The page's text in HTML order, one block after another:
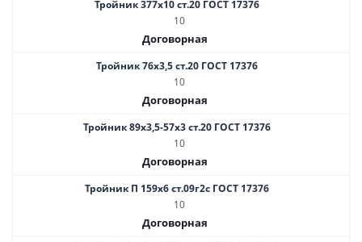
Тройник 377х10 ст.20 ГОСТ 17376
10
Договорная
Тройник 76х3,5 ст.20 ГОСТ 17376
10
Договорная
Тройник 89х3,5-57х3 ст.20 ГОСТ 17376
10
Договорная
Тройник П 159х6 ст.09г2с ГОСТ 17376
10
Договорная